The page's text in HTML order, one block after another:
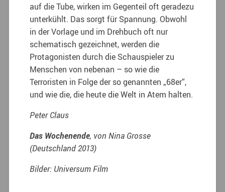
auf die Tube, wirken im Gegenteil oft geradezu
unterkühlt. Das sorgt für Spannung. Obwohl
in der Vorlage und im Drehbuch oft nur
schematisch gezeichnet, werden die
Protagonisten durch die Schauspieler zu
Menschen von nebenan – so wie die
Terroristen in Folge der so genannten „68er“,
und wie die, die heute die Welt in Atem halten.
Peter Claus
Das Wochenende, von Nina Grosse
(Deutschland 2013)
Bilder: Universum Film